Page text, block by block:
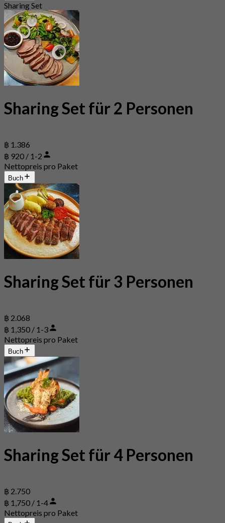
Sharing Set
Sharing Set für 2 Personen
฿ 1.386
฿ 920 / 1-2
Nettopreis pro Paket
Buch
Sharing Set für 3 Personen
฿ 2.068
฿ 1,350 / 1-3
Nettopreis pro Paket
Buch
Sharing Set für 4 Personen
฿ 2.750
฿ 1,750 / 1-4
Nettopreis pro Paket